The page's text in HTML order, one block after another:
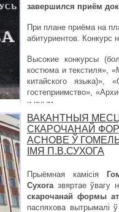
завершился приём
При плане приёма на
абитуриентов. Конкурс
Высокие конкурсы
костюма и текстиля»,
китайского языка)»,
гостеприимство»,
и иным.
ВАКАНТНЫЯ
СКАРОЧАНАЙ
АСНОВЕ Ў
ІМЯ П.В.СУХОГА
Прыёмная камісія
Сухога звяртае ўвагу
скарочанай формы
паспяхова вытрымалі